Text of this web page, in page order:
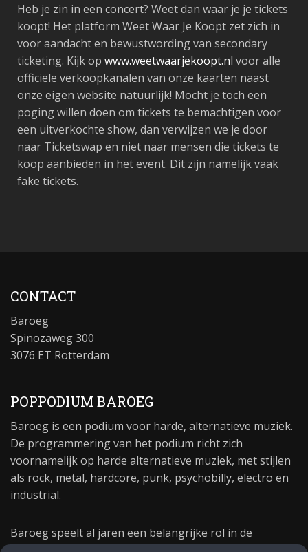
Heb je zin in een concert? Weet dan waar je je tickets
koopt! Het platform Weet Waar Je Koopt zet zich in
voor aandacht en bewustwording van secondary
ticketing. Kijk op www.weetwaarjekoopt.nl voor alle
officiële verkoopkanalen van onze kaarten naast
onze eigen website natuurlijk! Mocht je toch een
poging willen doen om tickets te bemachtigen voor
een uitverkochte show, dan verwijzen we je door
naar Ticketswap en niet naar mensen die tickets te
koop aanbieden in het event. Dit zijn namelijk vaak
fake tickets.
CONTACT
Baroeg
Spinozaweg 300
3076 ET Rotterdam
POPPODIUM BAROEG
Baroeg is een podium voor harde, alternatieve muziek.
De programmering van het podium richt zich
voornamelijk op harde alternatieve muziek, met stijlen
als rock, metal, hardcore, punk, psychobilly, electro en
industrial.
Baroeg speelt al jaren een belangrijke rol in de